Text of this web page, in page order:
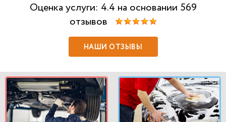
Оценка услуги: 4.4 на основании 569
отзывов
НАШИ ОТЗЫВЫ